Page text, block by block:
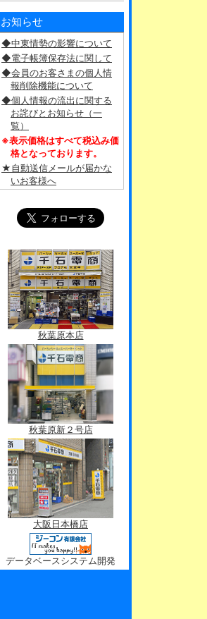
お知らせ
◆中東情勢の影響について
◆電子帳簿保存法に関して
◆会員のお客さまの個人情
報削除機能について
◆個人情報の流出に関する
お詫びとお知らせ（一
覧）
※表示価格はすべて税込み価
格となっております。
★自動送信メールが届かな
いお客様へ
秋葉原本店
秋葉原新２号店
大阪日本橋店
データベースシステム開発